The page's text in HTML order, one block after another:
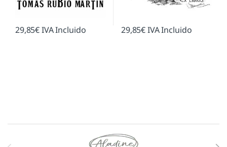
29,85€IVA Incluido 29,85€IVA Incluido
Marcas De Carrusel